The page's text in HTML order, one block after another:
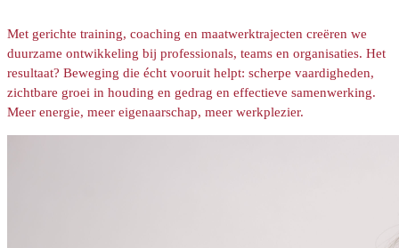
Met gerichte training, coaching en maatwerktrajecten creëren we
duurzame ontwikkeling bij professionals, teams en organisaties. Het
resultaat? Beweging die écht vooruit helpt: scherpe vaardigheden,
zichtbare groei in houding en gedrag en effectieve samenwerking.
Meer energie, meer eigenaarschap, meer werkplezier.